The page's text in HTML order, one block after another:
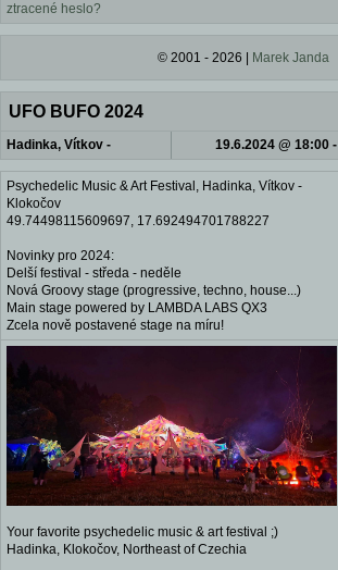
ztracené heslo?
© 2001 - 2026 | Marek Janda
UFO BUFO 2024
Hadinka, Vítkov -
Klokočov,
49.74498115609697,
17.692494701788227, ČR
– Moravskoslezský kraj
19.6.2024 @ 18:00 -
23.6.2024 @ 12:00
Psychedelic Music & Art Festival, Hadinka, Vítkov -
Klokočov
49.74498115609697, 17.692494701788227
Novinky pro 2024:
Delší festival - středa - neděle
Nová Groovy stage (progressive, techno, house...)
Main stage powered by LAMBDA LABS QX3
Zcela nově postavené stage na míru!
Your favorite psychedelic music & art festival ;)
Hadinka, Klokočov, Northeast of Czechia